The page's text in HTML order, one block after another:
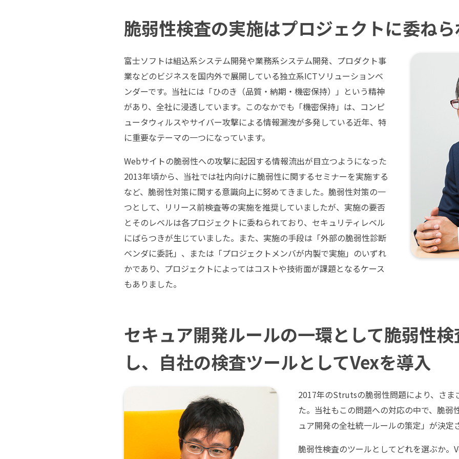
脆弱性検査の実施はプロジェクトに委ね
富士ソフトは組込系システム開発や業務系システム開発、プロダクト事
業などのビジネスを国内外で展開している独立系ICTソリューションベ
ンダーです。当社には「ひのき（品質・納期・機密保持）」という精神
があり、全社に浸透しています。このなかでも「機密保持」は、コンピ
ュータウィルスやサイバー攻撃による情報漏洩が多発している近年、特
に重要なテーマの一つになっています。
Webサイトの脆弱性への攻撃に起因する情報流出が目立つようになった
2013年頃から、当社では社内向けに脆弱性に関するセミナーを実施する
など、脆弱性対策に関する意識向上に努めてきました。脆弱性対策の一
つとして、リリース前検査等の実施を推奨していましたが、実施の要否
とそのレベルは各プロジェクトに委ねられており、セキュリティレベル
にばらつきが生じていました。また、実施の手段は「外部の脆弱性診断
ベンダに委託」、または「プロジェクトメンバが内製で実施」のいずれ
かであり、プロジェクトによってはコストや技術面が課題となるケース
もありました。
セキュア開発ルールの一環として脆弱性
し、自社の検査ツールとしてVexを導入
2017年のStrutsの脆弱性問題により、さま
た。当社もこの問題への対応の中で、脆弱
ュア開発の全社統一ルールの策定」が決定
脆弱性検査のツールとしてどれを選ぶか。